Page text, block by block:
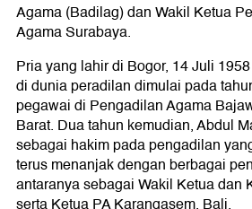
Agama (Badilag) dan Wakil Ketua
Agama Surabaya.
Pria yang lahir di Bogor, 14 Juli
di dunia peradilan dimulai pada
pegawai di Pengadilan Agama
Barat. Dua tahun kemudian, Abdul
sebagai hakim pada pengadilan
terus menanjak dengan berbagai
antaranya sebagai Wakil Ketua dan